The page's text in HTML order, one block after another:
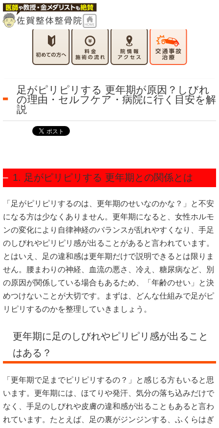
足がピリピリする 更年期が原因？しびれ
の理由・セルフケア・病院に行く目安を解
説
1. 足がピリピリする 更年期との関係とは
「足がピリピリするのは、更年期のせいなのかな？」と不安
になる方は少なくありません。更年期になると、女性ホルモ
ンの変化により自律神経のバランスが乱れやすくなり、手足
のしびれやピリピリ感が出ることがあると言われています。
とはいえ、足の違和感は更年期だけで説明できるとは限りま
せん。腰まわりの神経、血流の悪さ、冷え、糖尿病など、別
の原因が関係している場合もあるため、「年齢のせい」と決
めつけないことが大切です。まずは、どんな仕組みで足がピ
リピリするのかを整理していきましょう。
更年期に足のしびれやピリピリ感が出ること
はある？
「更年期で足までピリピリするの？」と感じる方もいると思
います。更年期には、ほてりや発汗、気分の落ち込みだけで
なく、手足のしびれや皮膚の違和感が出ることもあると言わ
れています。たとえば、足の裏がジンジンする、ふくらはぎ